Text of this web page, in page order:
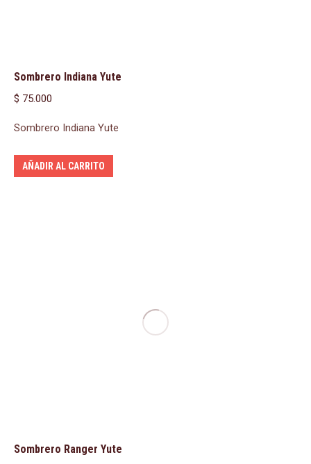
Sombrero Indiana Yute
$ 75.000
Sombrero Indiana Yute
AÑADIR AL CARRITO
Sombrero Ranger Yute